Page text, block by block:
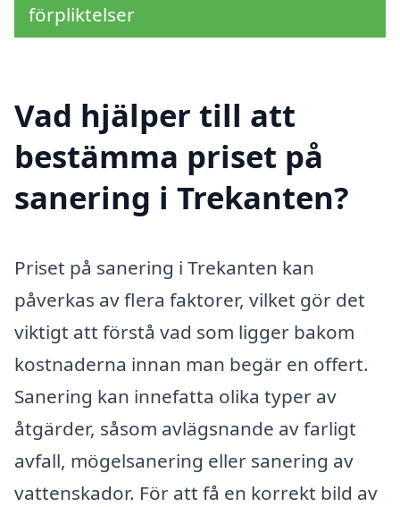
förpliktelser
Vad hjälper till att
bestämma priset på
sanering i Trekanten?
Priset på sanering i Trekanten kan
påverkas av flera faktorer, vilket gör det
viktigt att förstå vad som ligger bakom
kostnaderna innan man begär en offert.
Sanering kan innefatta olika typer av
åtgärder, såsom avlägsnande av farligt
avfall, mögelsanering eller sanering av
vattenskador. För att få en korrekt bild av